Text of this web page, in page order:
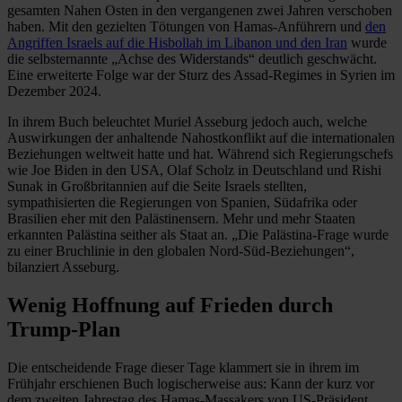
gesamten Nahen Osten in den vergangenen zwei Jahren verschoben
haben. Mit den gezielten Tötungen von Hamas-Anführern und den
Angriffen Israels auf die Hisbollah im Libanon und den Iran wurde
die selbsternannte „Achse des Widerstands“ deutlich geschwächt.
Eine erweiterte Folge war der Sturz des Assad-Regimes in Syrien im
Dezember 2024.
In ihrem Buch beleuchtet Muriel Asseburg jedoch auch, welche
Auswirkungen der anhaltende Nahostkonflikt auf die internationalen
Beziehungen weltweit hatte und hat. Während sich Regierungschefs
wie Joe Biden in den USA, Olaf Scholz in Deutschland und Rishi
Sunak in Großbritannien auf die Seite Israels stellten,
sympathisierten die Regierungen von Spanien, Südafrika oder
Brasilien eher mit den Palästinensern. Mehr und mehr Staaten
erkannten Palästina seither als Staat an. „Die Palästina-Frage wurde
zu einer Bruchlinie in den globalen Nord-Süd-Beziehungen“,
bilanziert Asseburg.
Wenig Hoffnung auf Frieden durch
Trump-Plan
Die entscheidende Frage dieser Tage klammert sie in ihrem im
Frühjahr erschienen Buch logischerweise aus: Kann der kurz vor